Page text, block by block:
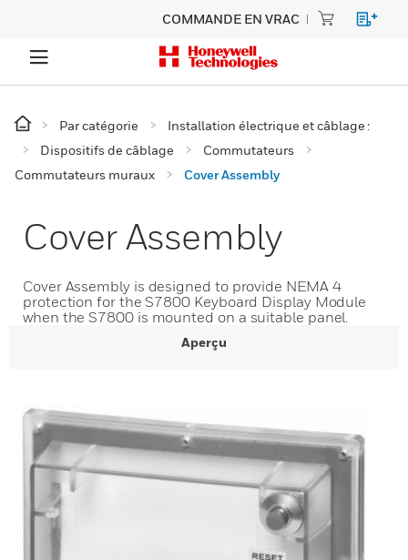
COMMANDE EN VRAC
Par catégorie
Installation électrique et câblage :
Dispositifs de câblage
Commutateurs
Commutateurs muraux
Cover Assembly
Cover Assembly
Cover Assembly is designed to provide NEMA 4
protection for the S7800 Keyboard Display Module
when the S7800 is mounted on a suitable panel.
Aperçu